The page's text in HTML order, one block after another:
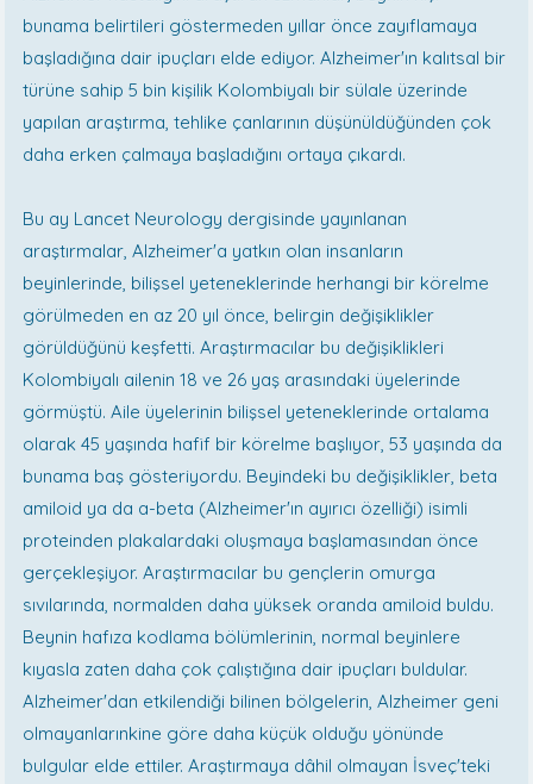
bunama belirtileri göstermeden yıllar önce zayıflamaya
başladığına dair ipuçları elde ediyor. Alzheimer'ın kalıtsal bir
türüne sahip 5 bin kişilik Kolombiyalı bir sülale üzerinde
yapılan araştırma, tehlike çanlarının düşünüldüğünden çok
daha erken çalmaya başladığını ortaya çıkardı.
Bu ay Lancet Neurology dergisinde yayınlanan
araştırmalar, Alzheimer'a yatkın olan insanların
beyinlerinde, bilişsel yeteneklerinde herhangi bir körelme
görülmeden en az 20 yıl önce, belirgin değişiklikler
görüldüğünü keşfetti. Araştırmacılar bu değişiklikleri
Kolombiyalı ailenin 18 ve 26 yaş arasındaki üyelerinde
görmüştü. Aile üyelerinin bilişsel yeteneklerinde ortalama
olarak 45 yaşında hafif bir körelme başlıyor, 53 yaşında da
bunama baş gösteriyordu. Beyindeki bu değişiklikler, beta
amiloid ya da a-beta (Alzheimer'ın ayırıcı özelliği) isimli
proteinden plakalardaki oluşmaya başlamasından önce
gerçekleşiyor. Araştırmacılar bu gençlerin omurga
sıvılarında, normalden daha yüksek oranda amiloid buldu.
Beynin hafıza kodlama bölümlerinin, normal beyinlere
kıyasla zaten daha çok çalıştığına dair ipuçları buldular.
Alzheimer'dan etkilendiği bilinen bölgelerin, Alzheimer geni
olmayanlarınkine göre daha küçük olduğu yönünde
bulgular elde ettiler. Araştırmaya dâhil olmayan İsveç'teki